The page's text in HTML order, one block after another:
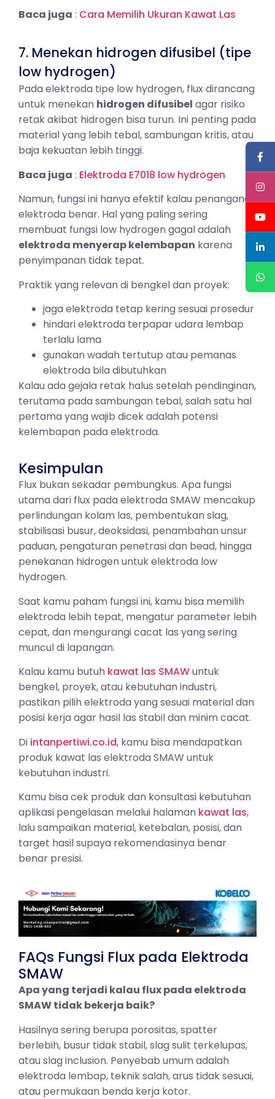
Baca juga : Cara Memilih Ukuran Kawat Las
7. Menekan hidrogen difusibel (tipe
low hydrogen)
Pada elektroda tipe low hydrogen, flux dirancang
untuk menekan hidrogen difusibel agar risiko
retak akibat hidrogen bisa turun. Ini penting pada
material yang lebih tebal, sambungan kritis, atau
baja kekuatan lebih tinggi.
Baca juga : Elektroda E7018 low hydrogen
Namun, fungsi ini hanya efektif kalau penanganan
elektroda benar. Hal yang paling sering
membuat fungsi low hydrogen gagal adalah
elektroda menyerap kelembapan karena
penyimpanan tidak tepat.
Praktik yang relevan di bengkel dan proyek:
jaga elektroda tetap kering sesuai prosedur
hindari elektroda terpapar udara lembap
terlalu lama
gunakan wadah tertutup atau pemanas
elektroda bila dibutuhkan
Kalau ada gejala retak halus setelah pendinginan,
terutama pada sambungan tebal, salah satu hal
pertama yang wajib dicek adalah potensi
kelembapan pada elektroda.
Kesimpulan
Flux bukan sekadar pembungkus. Apa fungsi
utama dari flux pada elektroda SMAW mencakup
perlindungan kolam las, pembentukan slag,
stabilisasi busur, deoksidasi, penambahan unsur
paduan, pengaturan penetrasi dan bead, hingga
penekanan hidrogen untuk elektroda low
hydrogen.
Saat kamu paham fungsi ini, kamu bisa memilih
elektroda lebih tepat, mengatur parameter lebih
cepat, dan mengurangi cacat las yang sering
muncul di lapangan.
Kalau kamu butuh kawat las SMAWuntuk
bengkel, proyek, atau kebutuhan industri,
pastikan pilih elektroda yang sesuai material dan
posisi kerja agar hasil las stabil dan minim cacat.
Di intanpertiwi.co.id, kamu bisa mendapatkan
produk kawat las elektroda SMAW untuk
kebutuhan industri.
Kamu bisa cek produk dan konsultasi kebutuhan
aplikasi pengelasan melalui halaman kawat las,
lalu sampaikan material, ketebalan, posisi, dan
target hasil supaya rekomendasinya benar
benar presisi.
FAQs Fungsi Flux pada Elektroda
SMAW
Apa yang terjadi kalau flux pada elektroda
SMAW tidak bekerja baik?
Hasilnya sering berupa porositas, spatter
berlebih, busur tidak stabil, slag sulit terkelupas,
atau slag inclusion. Penyebab umum adalah
elektroda lembap, teknik salah, arus tidak sesuai,
atau permukaan benda kerja kotor.